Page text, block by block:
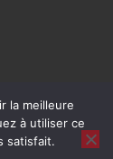
la meilleure
à utiliser ce
satisfait.